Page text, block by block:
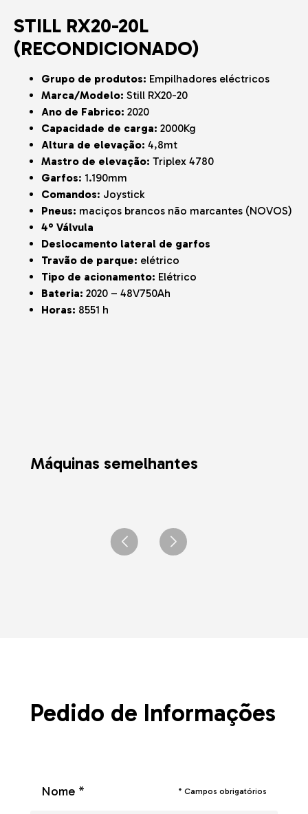
STILL RX20-20L
(RECONDICIONADO)
Grupo de produtos: Empilhadores eléctricos
Marca/Modelo: Still RX20-20
Ano de Fabrico: 2020
Capacidade de carga: 2000Kg
Altura de elevação: 4,8mt
Mastro de elevação: Triplex 4780
Garfos: 1.190mm
Comandos: Joystick
Pneus: maciços brancos não marcantes (NOVOS)
4º Válvula
Deslocamento lateral de garfos
Travão de parque: elétrico
Tipo de acionamento: Elétrico
Bateria: 2020 – 48V750Ah
Horas: 8551 h
Máquinas semelhantes
Pedido de Informações
Nome * * Campos obrigatórios